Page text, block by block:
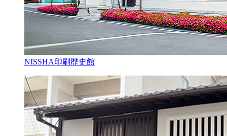
NISSHA印刷歴史館